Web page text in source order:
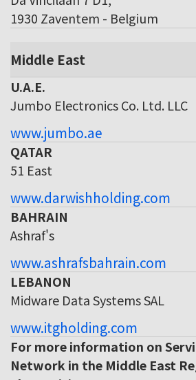
1930 Zaventem - Belgium
Middle East
U.A.E.
Jumbo Electronics Co. Ltd. LLC
www.jumbo.ae
QATAR
51 East
www.darwishholding.com
BAHRAIN
Ashraf's
www.ashrafsbahrain.com
LEBANON
Midware Data Systems SAL
www.itgholding.com
For more information on
Network in the Middle East